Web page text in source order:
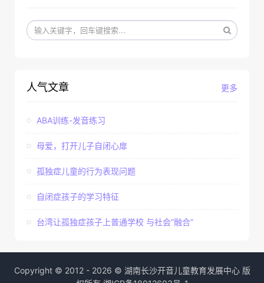
更多
人气文章
ABA训练-发音练习
母爱，打开儿子自闭心扉
孤独症儿童的行为表现问题
自闭症孩子的学习特征
台湾让孤独症孩子上普通学校 与社会“融合”
Copyright © 2012 - 2026 © 湖南长沙开音儿童教育发展中心 版